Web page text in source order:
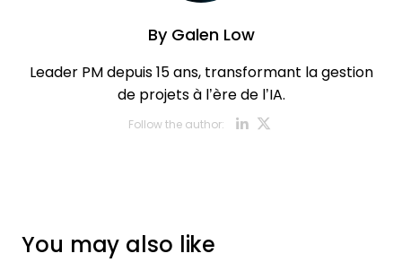
ByGalen Low
Leader PM depuis 15 ans, transformant la gestion
de projets à l’ère de l’IA.
Follow the author: Opens new
You may also like